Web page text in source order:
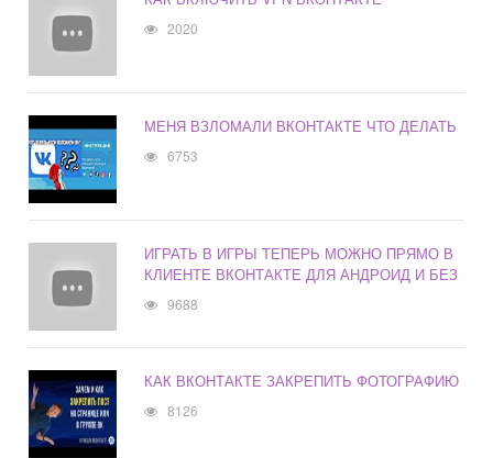
2020
МЕНЯ ВЗЛОМАЛИ ВКОНТАКТЕ ЧТО ДЕЛАТЬ
6753
ИГРАТЬ В ИГРЫ ТЕПЕРЬ МОЖНО ПРЯМО В
КЛИЕНТЕ ВКОНТАКТЕ ДЛЯ АНДРОИД И БЕЗ
9688
КАК ВКОНТАКТЕ ЗАКРЕПИТЬ ФОТОГРАФИЮ
8126